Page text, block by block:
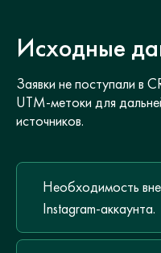
Исходные
Заявки не поступали в
UTM-метоки для
источников.
Необходимость
Instagram-аккаунта.